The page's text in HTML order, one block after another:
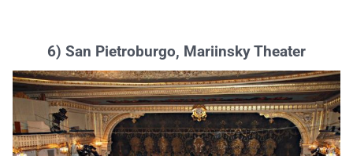
6) San Pietroburgo, Mariinsky Theater